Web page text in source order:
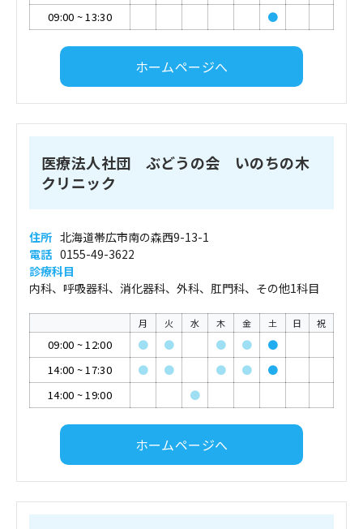
09:00 ~13:30 ●
ホームページへ
医療法人社団 ぶどうの会 いのちの木
クリニック
住所 北海道帯広市南の森西9-13-1
電話 0155-49-3622
診療科目
内科、呼吸器科、消化器科、外科、肛門科、その他1科目
月 火 水 木 金 土 日 祝
09:00 ~12:00 ● ● ● ●
●
14:00 ~17:30 ● ● ● ●
●
14:00 ~19:00 ●
ホームページへ